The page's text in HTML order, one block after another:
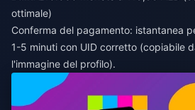
ottimale)
Conferma del pagamento: istantanea
1-5 minuti con UID corretto (copiabile
l'immagine del profilo).